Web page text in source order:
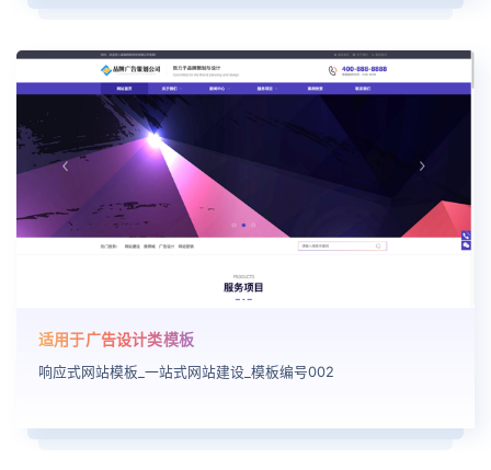
适用于广告设计类模板
响应式网站模板_一站式网站建设_模板编号002